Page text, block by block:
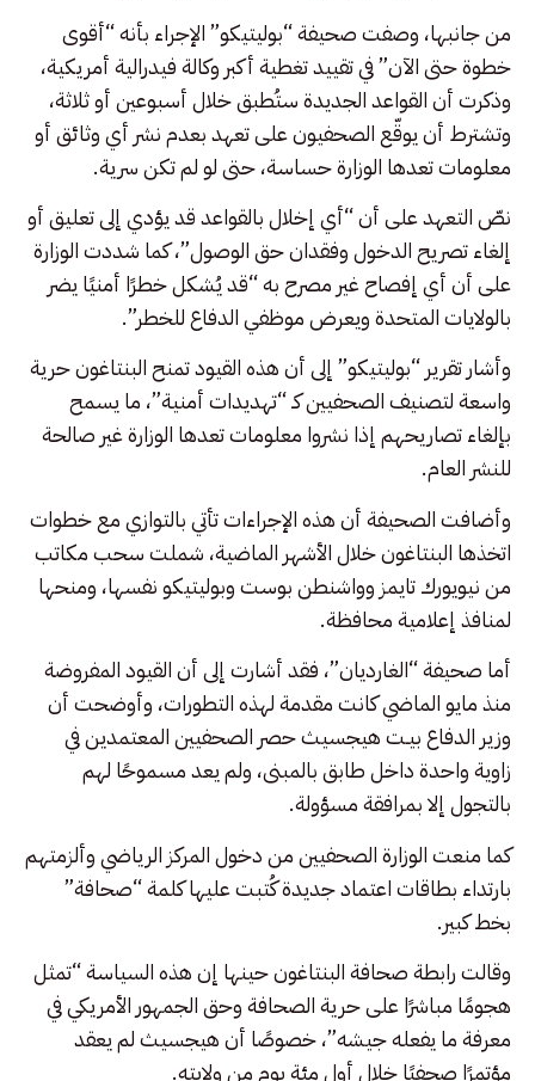
من جانبها، وصفت صحيفة “بوليتيكو” الإجراء بأنه “أقوى
خطوة حتى الآن” في تقييد تغطية أكبر وكالة فيدرالية أمريكية،
وذكرت أن القواعد الجديدة ستُطبق خلال أسبوعين أو ثلاثة،
وتشترط أن يوقّع الصحفيون على تعهد بعدم نشر أي وثائق أو
معلومات تعدها الوزارة حساسة، حتى لو لم تكن سرية.
نصّ التعهد على أن “أي إخلال بالقواعد قد يؤدي إلى تعليق أو
إلغاء تصريح الدخول وفقدان حق الوصول”، كما شددت الوزارة
على أن أي إفصاح غير مصرح به “قد يُشكل خطرًا أمنيًا يضر
بالولايات المتحدة ويعرض موظفي الدفاع للخطر”.
وأشار تقرير “بوليتيكو” إلى أن هذه القيود تمنح البنتاغون حرية
واسعة لتصنيف الصحفيين كـ “تهديدات أمنية”، ما يسمح
بإلغاء تصاريحهم إذا نشروا معلومات تعدها الوزارة غير صالحة
للنشر العام.
وأضافت الصحيفة أن هذه الإجراءات تأتي بالتوازي مع خطوات
اتخذها البنتاغون خلال الأشهر الماضية، شملت سحب مكاتب
من نيويورك تايمز وواشنطن بوست وبوليتيكو نفسها، ومنحها
لمنافذ إعلامية محافظة.
أما صحيفة “الغارديان”، فقد أشارت إلى أن القيود المفروضة
منذ مايو الماضي كانت مقدمة لهذه التطورات، وأوضحت أن
وزير الدفاع بيـت هيجسيث حصر الصحفيين المعتمدين في
زاوية واحدة داخل طابق بالمبنى، ولم يعد مسموحًا لهم
بالتجول إلا بمرافقة مسؤولة.
كما منعت الوزارة الصحفيين من دخول المركز الرياضي وألزمتهم
بارتداء بطاقات اعتماد جديدة كُتبت عليها كلمة “صحافة”
بخط كبير.
وقالت رابطة صحافة البنتاغون حينها إن هذه السياسة “تمثل
هجومًا مباشرًا على حرية الصحافة وحق الجمهور الأمريكي في
معرفة ما يفعله جيشه”، خصوصًا أن هيجسيث لم يعقد
مؤتمرًا صحفيًا خلال أول مئة يوم من ولايته.